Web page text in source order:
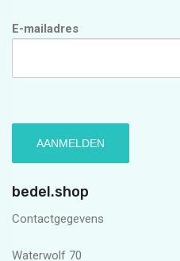
E-mailadres
bedel.shop
Contactgegevens
Waterwolf 70